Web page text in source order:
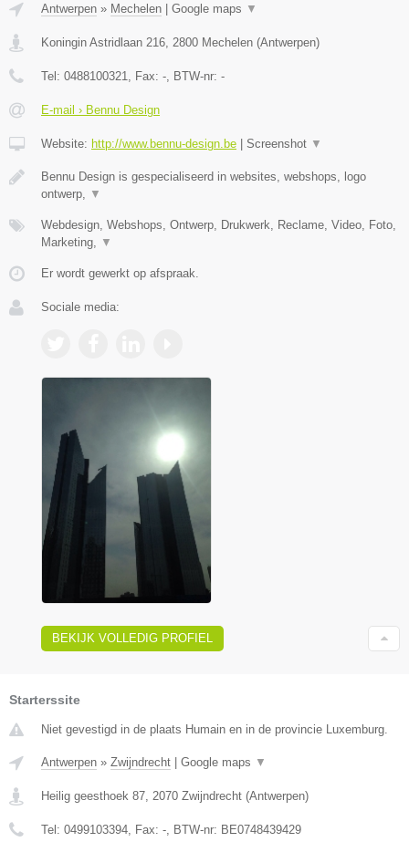
Antwerpen » Mechelen | Google maps ▼
Koningin Astridlaan 216 2800 Mechelen (Antwerpen)
Tel: 0488100321 , Fax: - , BTW-nr: -
E-mail › Bennu Design
Website: http://www.bennu-design.be | Screenshot ▼
Bennu Design is gespecialiseerd in websites, webshops, logo
ontwerp,
▼
Webdesign, Webshops, Ontwerp, Drukwerk, Reclame, Video, Foto,
Marketing,
▼
Er wordt gewerkt op afspraak.
Sociale media:
BEKIJK VOLLEDIG PROFIEL
Starterssite
Niet gevestigd in de plaats Humain en in de provincie Luxemburg.
Antwerpen » Zwijndrecht Google maps ▼
Heilig geesthoek 87 2070 Zwijndrecht (Antwerpen)
Tel: 0499103394 , Fax: - , BTW-nr: BE0748439429